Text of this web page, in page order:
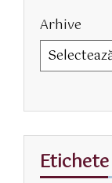
Arhive
Etichete